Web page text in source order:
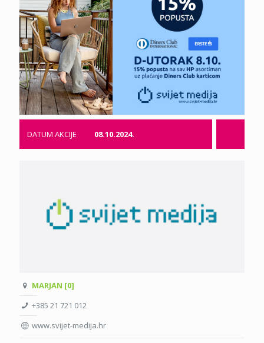
DATUM AKCIJE 08.10.2024.
MARJAN [0]
+385 21 721 012
www.svijet-medija.hr